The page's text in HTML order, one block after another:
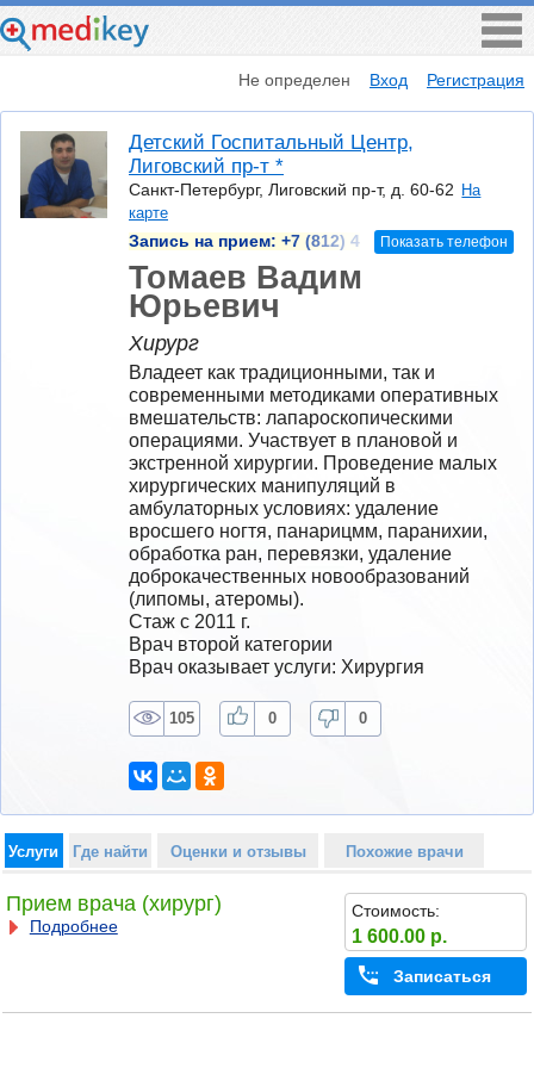
Не определен Вход Регистрация
Детский Госпитальный Центр,
Лиговский пр-т *
Санкт-Петербург, Лиговский пр-т, д. 60-62 На
карте
Запись на прием: +7 (812) 4 Показать телефон
Томаев Вадим
Юрьевич
Хирург
Владеет как традиционными, так и
современными методиками оперативных
вмешательств: лапароскопическими
операциями. Участвует в плановой и
экстренной хирургии. Проведение малых
хирургических манипуляций в
амбулаторных условиях: удаление
вросшего ногтя, панарицмм, паранихии,
обработка ран, перевязки, удаление
доброкачественных новообразований
(липомы, атеромы).
Стаж с 2011 г.
Врач второй категории
Врач оказывает услуги: Хирургия
105 0 0
Услуги Где найти Оценки и отзывы Похожие врачи
Прием врача (хирург)
Подробнее
Стоимость:
1 600.00 р.
Записаться